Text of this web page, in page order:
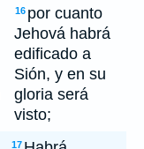
16 por cuanto
Jehová habrá
edificado a
Sión, y en su
gloria será
visto;
17